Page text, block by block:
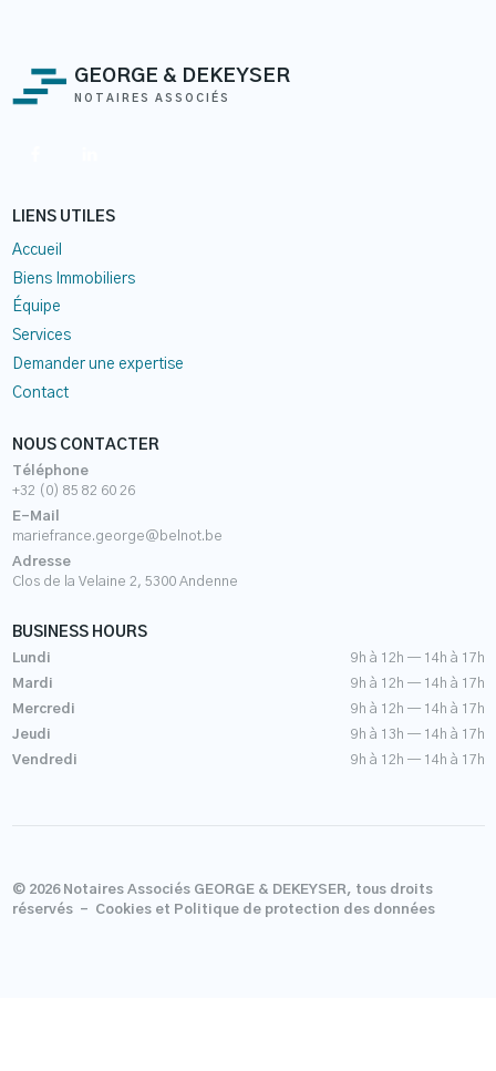
GEORGE & DEKEYSER
NOTAIRES ASSOCIÉS
LIENS UTILES
Accueil
Biens Immobiliers
Équipe
Services
Demander une expertise
Contact
NOUS CONTACTER
Téléphone
+32 (0) 85 82 60 26
E-Mail
mariefrance.george@belnot.be
Adresse
Clos de la Velaine 2, 5300 Andenne
BUSINESS HOURS
Lundi
9h à 12h — 14h à 17h
Mardi
9h à 12h — 14h à 17h
Mercredi
9h à 12h — 14h à 17h
Jeudi
9h à 13h — 14h à 17h
Vendredi
9h à 12h — 14h à 17h
© 2026 Notaires Associés GEORGE & DEKEYSER, tous droits
réservés -
Cookies et Politique de protection des données